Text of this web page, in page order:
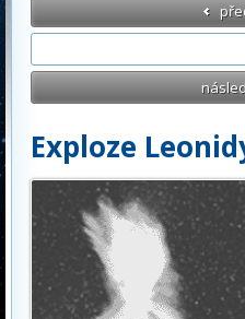
Exploze